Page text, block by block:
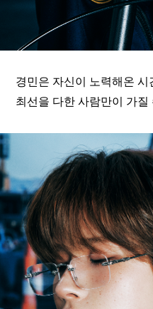
경민은 자신이 노력해온
최선을 다한 사람만이 가